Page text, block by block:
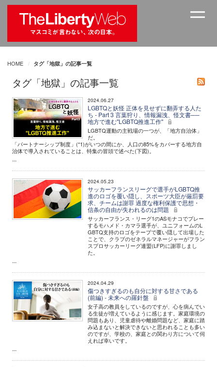
HOME タグ「地獄」の記事一覧
タグ「地獄」の記事一覧
2024.06.27
LGBTQと妖怪 正体を見せずに翻弄する人た
ち - Part 3 言葉狩り、情報漏洩、怪文書──
地方で進む"LGBTQ推進工作"
LGBTQ運動の主戦場の一つが、「地方自治体」
だ。
「パートナーシップ制度」(*1)がいつの間にか、人口の85%をカバーする地方自
治体で導入されていることは、特集の冒頭で述べた(下図)。
...
2024.05.23
サッカーフランスリーグで選手がLGBTQ推
進のロゴを覆い隠し、スポーツ大臣が厳罰要
求、チームは謝罪 過度な権利保護で思想・
信条の自由が失われるのは問題
サッカーフランス・リーグ1のASモナコでプレー
するモハメド・カマラ選手が、ユニフォームのL
GBTQ支持のロゴをテープで覆い隠して出場した
ことで、クラブのゼネラルマネージャーがフラン
スプロサッカーリーグ連盟(LFP)に謝罪しまし
た。
...
2024.04.29
傷つきすぎるのも自分に対する甘さである
(前編) - 未来への羅針盤
女子高の教員をしているのですが、心を病んでい
る生徒が増えているように感じます。家庭環境の
問題もあり、児童虐待や離婚問題など、家庭に踏
み込まないと解決できないと思われることも多い
のですが、学校の、家庭との関わり方について伺
えれば幸いです。
...